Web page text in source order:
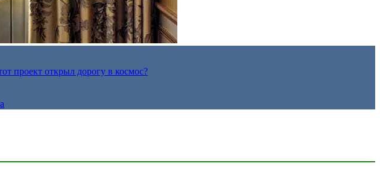
проект открыл дорогу в космос?